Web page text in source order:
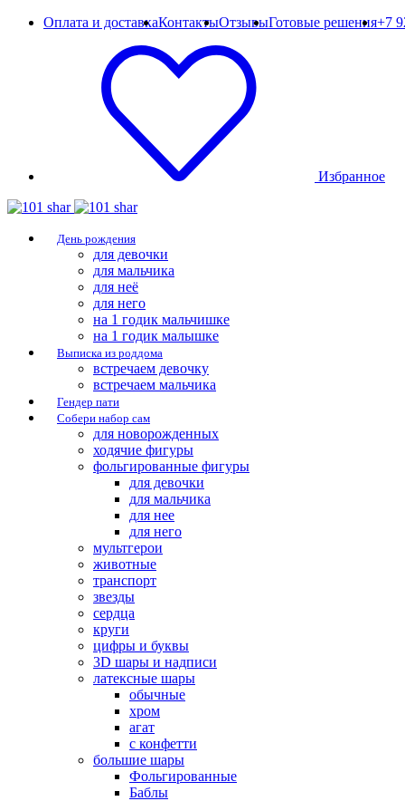
Оплата и доставкаКонтактыОтзывыГотовые решения+7
Избранное
День рождения
для девочки
для мальчика
для неё
для него
на 1 годик мальчишке
на 1 годик малышке
Выписка из роддома
встречаем девочку
встречаем мальчика
Гендер пати
Собери набор сам
для новорожденных
ходячие фигуры
фольгированные фигуры
для девочки
для мальчика
для нее
для него
мультгерои
животные
транспорт
звезды
сердца
круги
цифры и буквы
3D шары и надписи
латексные шары
обычные
хром
агат
с конфетти
большие шары
Фольгированные
Баблы